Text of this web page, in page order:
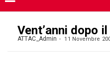
content
Vent’anni dopo
ATTAC_Admin 11 Novembre